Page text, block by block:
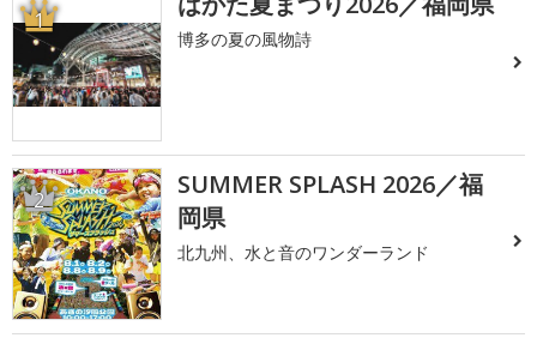
1
博多の夏の風物詩
2
SUMMER SPLASH 2026／福
岡県
北九州、水と音のワンダーランド